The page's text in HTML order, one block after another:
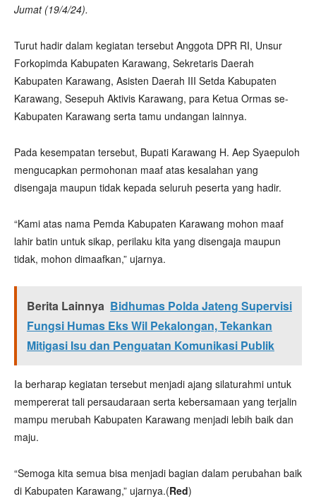
Jumat (19/4/24).
Turut hadir dalam kegiatan tersebut Anggota DPR RI, Unsur
Forkopimda Kabupaten Karawang, Sekretaris Daerah
Kabupaten Karawang, Asisten Daerah III Setda Kabupaten
Karawang, Sesepuh Aktivis Karawang, para Ketua Ormas se-
Kabupaten Karawang serta tamu undangan lainnya.
Pada kesempatan tersebut, Bupati Karawang H. Aep Syaepuloh
mengucapkan permohonan maaf atas kesalahan yang
disengaja maupun tidak kepada seluruh peserta yang hadir.
“Kami atas nama Pemda Kabupaten Karawang mohon maaf
lahir batin untuk sikap, perilaku kita yang disengaja maupun
tidak, mohon dimaafkan,” ujarnya.
Berita Lainnya Bidhumas Polda Jateng Supervisi
Fungsi Humas Eks Wil Pekalongan, Tekankan
Mitigasi Isu dan Penguatan Komunikasi Publik
Ia berharap kegiatan tersebut menjadi ajang silaturahmi untuk
mempererat tali persaudaraan serta kebersamaan yang terjalin
mampu merubah Kabupaten Karawang menjadi lebih baik dan
maju.
“Semoga kita semua bisa menjadi bagian dalam perubahan baik
di Kabupaten Karawang,” ujarnya.(Red)